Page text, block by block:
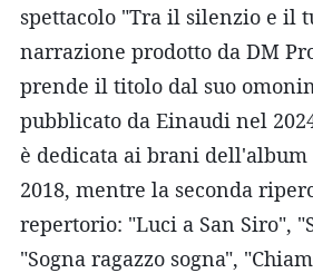
spettacolo "Tra il silenzio e il
narrazione prodotto da DM
prende il titolo dal suo
pubblicato da Einaudi nel
è dedicata ai brani
2018, mentre la seconda
repertorio: "Luci a San Siro",
"Sogna ragazzo sogna",